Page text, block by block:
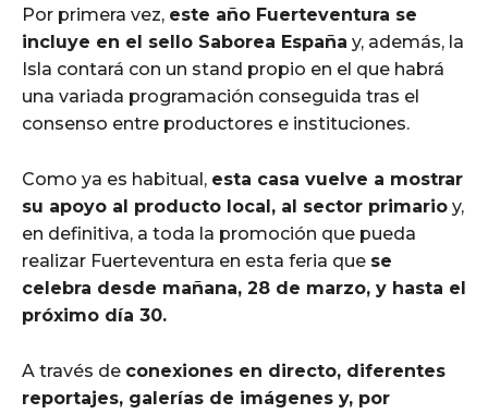
Por primera vez, este año Fuerteventura se
incluye en el sello Saborea España y, además, la
Isla contará con un stand propio en el que habrá
una variada programación conseguida tras el
consenso entre productores e instituciones.
Como ya es habitual, esta casa vuelve a mostrar
su apoyo al producto local, al sector primario y,
en definitiva, a toda la promoción que pueda
realizar Fuerteventura en esta feria que se
celebra desde mañana, 28 de marzo, y hasta el
próximo día 30.
A través de conexiones en directo, diferentes
reportajes, galerías de imágenes y, por